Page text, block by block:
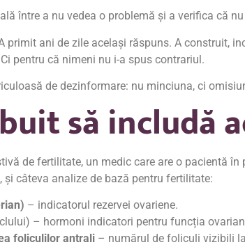
între a nu vedea o problemă și a verifica că
primit ani de zile același răspuns. A construit,
pentru că nimeni nu i-a spus contrariul.
de dezinformare: nu minciuna, ci
să includă
de fertilitate, un medic care are o pacientă
câteva analize de bază pentru fertilitate:
– indicatorul rezervei ovariene.
– hormoni indicatori pentru funcția
foliculilor antrali – numărul de foliculi vizibili